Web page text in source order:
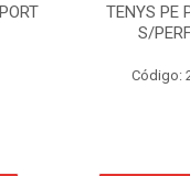
TENYS PE
S/
Código: